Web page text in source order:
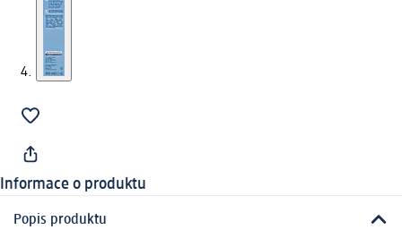
Informace o produktu
Popis produktu